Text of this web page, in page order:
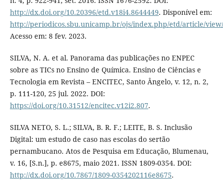
http://dx.doi.org/10.20396/etd.v18i4.8644449. Disponível em:
http://periodicos.sbu.unicamp.br/ojs/index.php/etd/article/
Acesso em: 8 fev. 2023.
SILVA, N. A. et al. Panorama das publicações no ENPEC
sobre as TICs no Ensino de Química. Ensino de Ciências e
Tecnologia em Revista – ENCITEC, Santo Ângelo, v. 12, n. 2,
p. 111-120, 25 jul. 2022. DOI:
https://doi.org/10.31512/encitec.v12i2.807.
SILVA NETO, S. L.; SILVA, B. R. F.; LEITE, B. S. Inclusão
Digital: um estudo de caso nas escolas do sertão
pernambucano. Atos de Pesquisa em Educação, Blumenau,
v. 16, [S.n.], p. e8675, maio 2021. ISSN 1809-0354. DOI:
http://dx.doi.org/10.7867/1809-0354202116e8675.